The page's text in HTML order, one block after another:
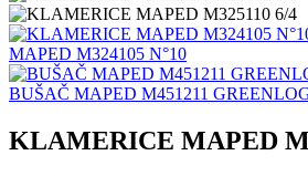
MAPED M324105 N°10
BUŠAČ MAPED M451211
KLAMERICE MAPED